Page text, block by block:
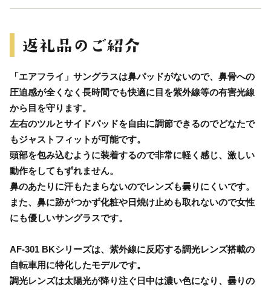
「エアフライ」サングラスは鼻パッドがないので、鼻骨への
圧迫感が全くなく長時間でも快適に目を紫外線等の有害光線
から目を守ります。
左右のツルとサイドパッドを自由に調節できるのでどなたで
もジャストフィットが可能です。
頭部を包み込むように装着するので非常に軽く感じ、激しい
動作をしてもずれません。
鼻のあたりに汗もたまらないのでレンズも曇りにくいです。
また、鼻に跡がつかず化粧や日焼け止めも取れないので女性
にも優しいサングラスです。
AF-301 BKシリーズは、紫外線に反応する調光レンズ搭載の
自転車用に特化したモデルです。
調光レンズは太陽光が降り注ぐ日中は濃い色になり、曇りの